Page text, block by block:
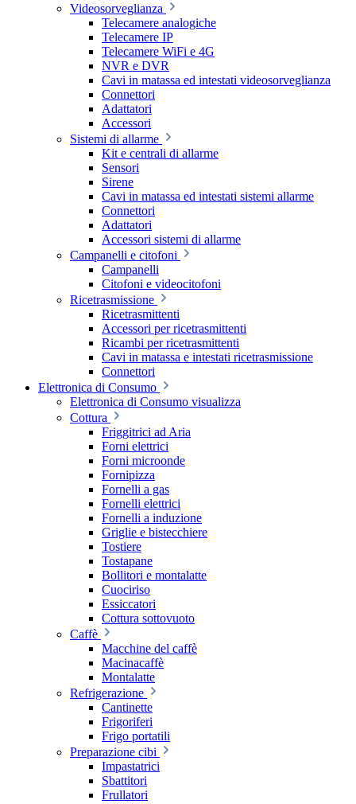
Videosorveglianza
Telecamere analogiche
Telecamere IP
Telecamere WiFi e 4G
NVR e DVR
Cavi in matassa ed intestati videosorveglianza
Connettori
Adattatori
Accessori
Sistemi di allarme
Kit e centrali di allarme
Sensori
Sirene
Cavi in matassa ed intestati sistemi allarme
Connettori
Adattatori
Accessori sistemi di allarme
Campanelli e citofoni
Campanelli
Citofoni e videocitofoni
Ricetrasmissione
Ricetrasmittenti
Accessori per ricetrasmittenti
Ricambi per ricetrasmittenti
Cavi in matassa e intestati ricetrasmissione
Connettori
Elettronica di Consumo
Elettronica di Consumo visualizza
Cottura
Friggitrici ad Aria
Forni elettrici
Forni microonde
Fornipizza
Fornelli a gas
Fornelli elettrici
Fornelli a induzione
Griglie e bistecchiere
Tostiere
Tostapane
Bollitori e montalatte
Cuociriso
Essiccatori
Cottura sottovuoto
Caffè
Macchine del caffè
Macinacaffè
Montalatte
Refrigerazione
Cantinette
Frigoriferi
Frigo portatili
Preparazione cibi
Impastatrici
Sbattitori
Frullatori